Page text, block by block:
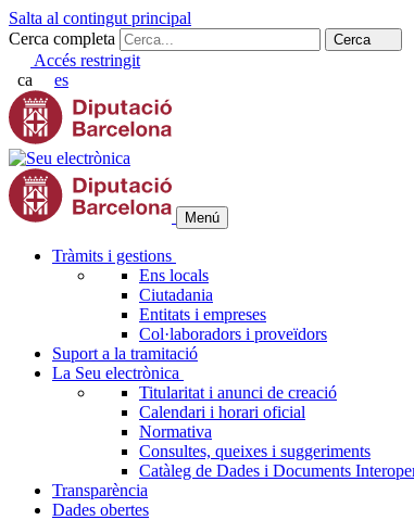
Salta al contingut principal
Cerca completa
Cerca
Accés restringit
ca
es
Menú
Tràmits i gestions
Ens locals
Ciutadania
Entitats i empreses
Col·laboradors i proveïdors
Suport a la tramitació
La Seu electrònica
Titularitat i anunci de creació
Calendari i horari oficial
Normativa
Consultes, queixes i suggeriments
Catàleg de Dades i Documents
Transparència
Dades obertes